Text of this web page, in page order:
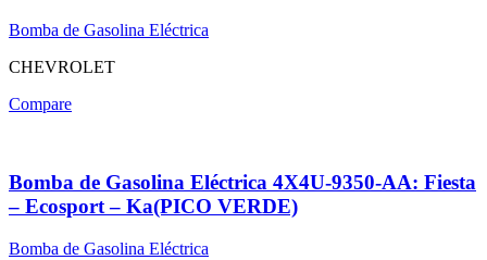
Bomba de Gasolina Eléctrica
CHEVROLET
Compare
Bomba de Gasolina Eléctrica 4X4U-9350-AA: Fiesta
– Ecosport – Ka(PICO VERDE)
Bomba de Gasolina Eléctrica